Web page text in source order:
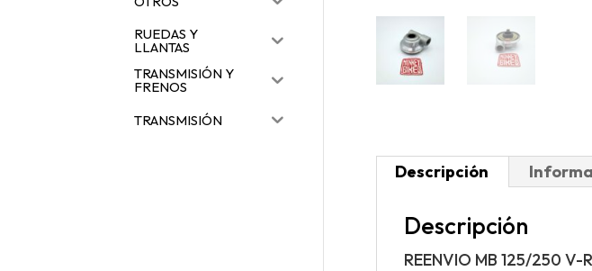
Descripción
Descripción
REENVIO MB 125/250 V-
RUEDAS Y
LLANTAS
TRANSMISIÓN Y
FRENOS
TRANSMISIÓN